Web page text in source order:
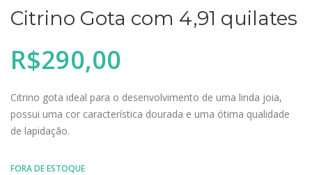
Citrino Gota com 4,91 quilates
R$290,00
Citrino gota ideal para o desenvolvimento de uma linda joia,
possui uma cor característica dourada e uma ótima qualidade
de lapidação.
FORA DE ESTOQUE